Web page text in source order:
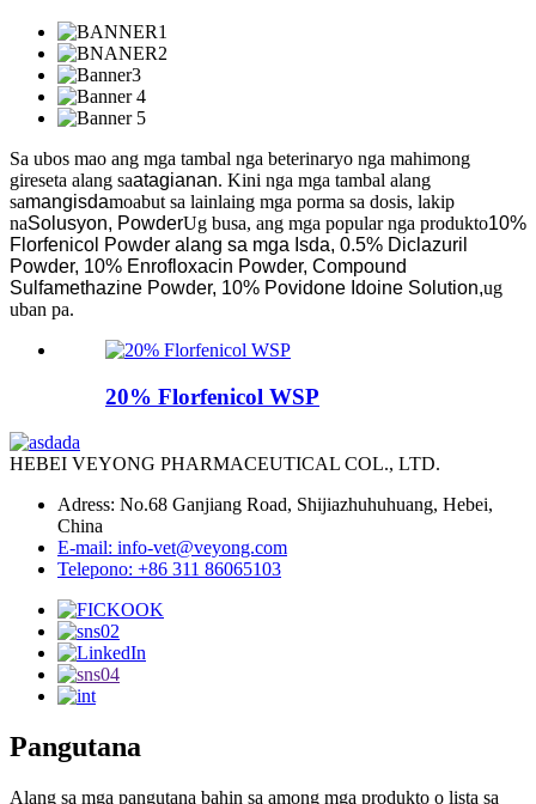
Sa ubos mao ang mga tambal nga beterinaryo nga mahimong
gireseta alang saatagianan. Kini nga mga tambal alang
samangisdamoabut sa lainlaing mga porma sa dosis, lakip
naSolusyon, PowderUg busa, ang mga popular nga produkto10%
Florfenicol Powder alang sa mga Isda, 0.5% Diclazuril
Powder, 10% Enrofloxacin Powder, Compound
Sulfamethazine Powder, 10% Povidone Idoine Solution,ug
uban pa.
20% Florfenicol WSP
HEBEI VEYONG PHARMACEUTICAL COL., LTD.
Adress: No.68 Ganjiang Road, Shijiazhuhuhuang, Hebei,
China
E-mail: info-vet@veyong.com
Telepono: +86 311 86065103
Pangutana
Alang sa mga pangutana bahin sa among mga produkto o lista sa